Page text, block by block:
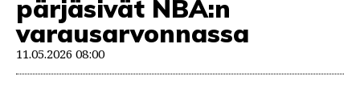
pärjäsivät NBA:n
varausarvonnassa
11.05.2026 08:00
EM2021
Huuhkajat
Veikkausliiga
Valioliiga
JÄÄKIEKKO
PESÄPALLO